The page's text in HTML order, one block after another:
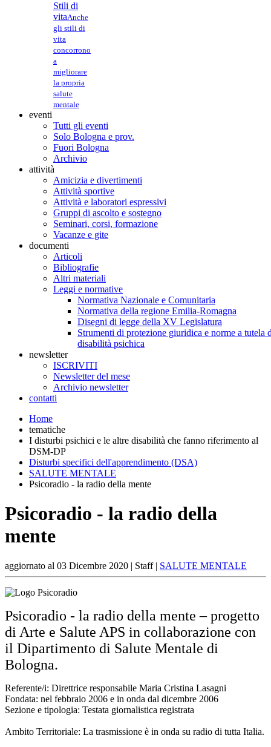
Stili di
vitaAnche
gli stili di
vita
concorrono
a
migliorare
la propria
salute
mentale
eventi
Tutti gli eventi
Solo Bologna e prov.
Fuori Bologna
Archivio
attività
Amicizia e divertimenti
Attività sportive
Attività e laboratori espressivi
Gruppi di ascolto e sostegno
Seminari, corsi, formazione
Vacanze e gite
documenti
Articoli
Bibliografie
Altri materiali
Leggi e normative
Normativa Nazionale e Comunitaria
Normativa della regione Emilia-Romagna
Disegni di legge della XV Legislatura
Strumenti di protezione giuridica e norme a tutela
disabilità psichica
newsletter
ISCRIVITI
Newsletter del mese
Archivio newsletter
contatti
Home
tematiche
I disturbi psichici e le altre disabilità che fanno riferimento al
DSM-DP
Disturbi specifici dell'apprendimento (DSA)
SALUTE MENTALE
Psicoradio - la radio della mente
Psicoradio - la radio della
mente
aggiornato al 03 Dicembre 2020 | Staff | SALUTE MENTALE
Psicoradio - la radio della mente – progetto
di Arte e Salute APS in collaborazione con
il Dipartimento di Salute Mentale di
Bologna.
Referente/i: Direttrice responsabile Maria Cristina Lasagni
Fondata: nel febbraio 2006 e in onda dal dicembre 2006
Sezione e tipologia: Testata giornalistica registrata
Ambito Territoriale: La trasmissione è in onda su radio di tutta Italia.